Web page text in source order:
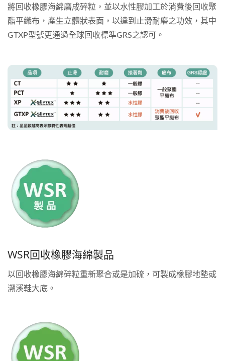
將回收橡膠海綿磨成碎粒，並以水性膠加工於消費後回收聚
酯平織布，產生立體狀表面，以達到止滑耐磨之功效，其中
GTXP型號更通過全球回收標準GRS之認可。
WSR回收橡膠海綿製品
以回收橡膠海綿碎粒重新聚合或是加硫，可製成橡膠地墊或
溯溪鞋大底。